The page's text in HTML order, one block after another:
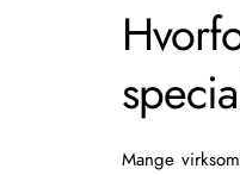
Mange